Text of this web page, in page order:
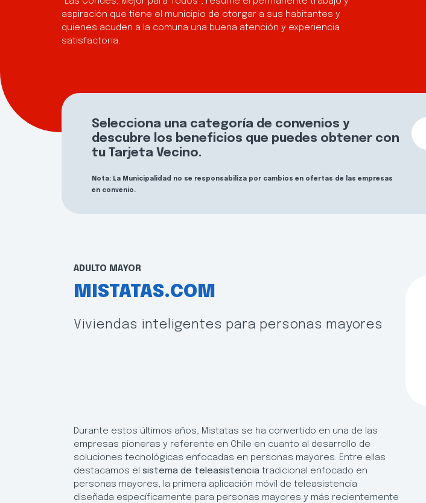
aspiración que tiene el municipio de otorgar a sus habitantes y
quienes acuden a la comuna una buena atención y experiencia
satisfactoria.
Selecciona una categoría de convenios y
descubre los beneficios que puedes obtener con
tu Tarjeta Vecino.
Nota: La Municipalidad no se responsabiliza por cambios en ofertas de las empresas
en convenio.
ADULTO MAYOR
MISTATAS.COM
Viviendas inteligentes para personas mayores
Durante estos últimos años, Mistatas se ha convertido en una de las
empresas pioneras y referente en Chile en cuanto al desarrollo de
soluciones tecnológicas enfocadas en personas mayores. Entre ellas
destacamos el sistema de teleasistencia tradicional enfocado en
personas mayores, la primera aplicación móvil de teleasistencia
diseñada específicamente para personas mayores y más recientemente